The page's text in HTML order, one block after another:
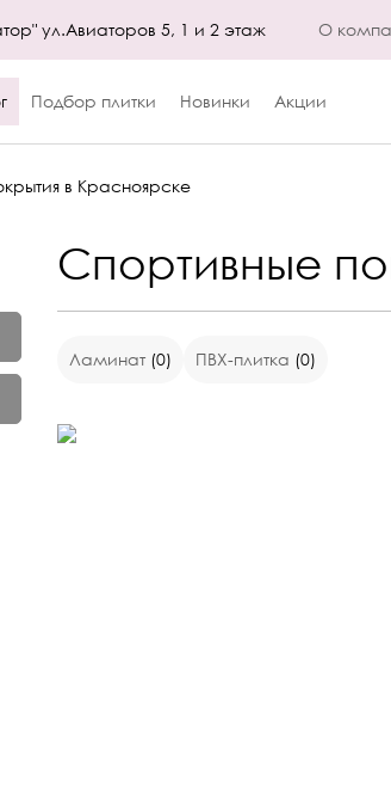
ул.Авиаторов 5, 1 и 2 этаж О
Подбор плитки Новинки Акции
в Красноярске
Спортивные
Ламинат (0) ПВХ-плитка (0)